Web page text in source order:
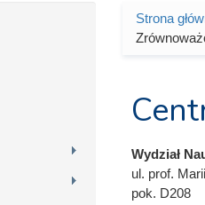
Strona
Wydział
ul. prof.
pok. D208